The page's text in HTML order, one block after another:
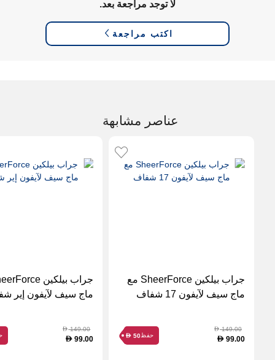
لا توجد مراجعة بعد.
اكتب مراجعة
عناصر مشابهة
جراب بيلكين SheerForce مع
ماج سيف لآيفون 17 شفاف
D149.00
D 99.00 حفظ D 50
ماج سيف لآيفون إير
D149.00
D 99.00